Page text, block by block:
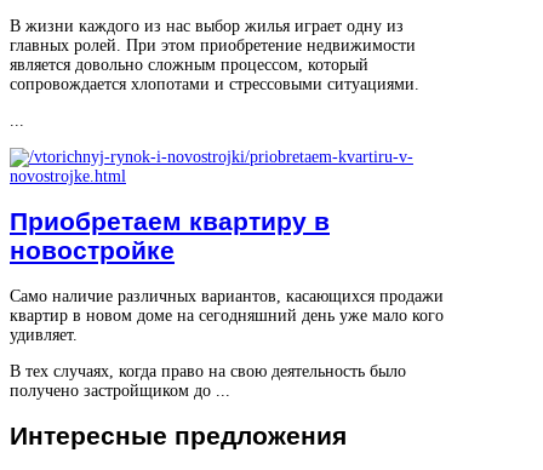
В жизни каждого из нас выбор жилья играет одну из
главных ролей. При этом приобретение недвижимости
является довольно сложным процессом, который
сопровождается хлопотами и стрессовыми ситуациями.
...
Приобретаем квартиру в
новостройке
Само наличие различных вариантов, касающихся продажи
квартир в новом доме на сегодняшний день уже мало кого
удивляет.
В тех случаях, когда право на свою деятельность было
получено застройщиком до ...
Интересные предложения